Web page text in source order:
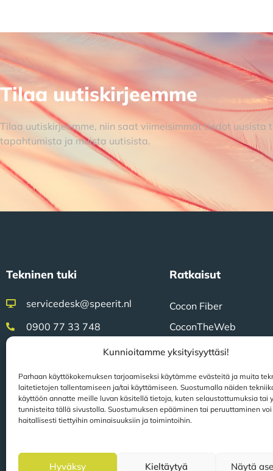
Kunnioitamme yksityisyyttäsi!
Parhaan käyttökokemuksen tarjoamiseksi käytämme evästeitä ja muita
laitetietojen tallentamiseen ja/tai käyttämiseen. Suostumalla näiden
käyttöön annatte meille luvan käsitellä tietoja, kuten selaustottumuksia tai
tunnisteita tällä sivustolla. Suostumuksen epääminen tai peruuttaminen
haitallisesti tiettyihin ominaisuuksiin ja toimintoihin.
Hyväksy Kieltäytyä Näytä
Tilaa uutiskirjeemme
Tilaa uutiskirjeemme, niin saat viimeisimmät tiedot uusista
tapahtumista ja muista uutisista.
Tekninen tuki
servicedesk@speerit.nl
0900 77 33 748
Sertifiointi
ISO 9001 -sertifioitu
ISO 27001 -sertifioitu
Ratkaisut
Cocon Fiber
CoconTheWeb
Klicon
Gridsz
FiberFIT-valvonta